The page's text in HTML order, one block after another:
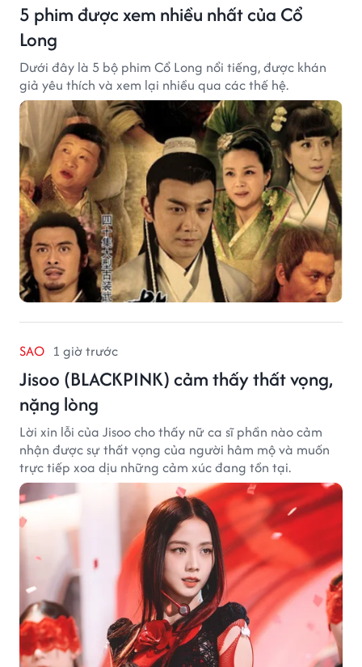
5 phim được xem nhiều nhất của Cổ
Long
Dưới đây là 5 bộ phim Cổ Long nổi tiếng, được khán
giả yêu thích và xem lại nhiều qua các thế hệ.
SAO 1 giờ trước
Jisoo (BLACKPINK) cảm thấy thất vọng,
nặng lòng
Lời xin lỗi của Jisoo cho thấy nữ ca sĩ phần nào cảm
nhận được sự thất vọng của người hâm mộ và muốn
trực tiếp xoa dịu những cảm xúc đang tồn tại.